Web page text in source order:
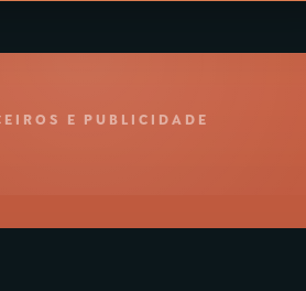
E PUBLICIDADE